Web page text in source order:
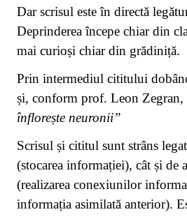
Dar scrisul este în directă
Deprinderea începe chiar din
mai curioși chiar din grădiniță.
Prin intermediul cititului
și, conform prof. Leon Zegran,
înflorește neuronii”
Scrisul și cititul sunt strâns
(stocarea informației), cât și de
(realizarea conexiunilor
informația asimilată anterior).